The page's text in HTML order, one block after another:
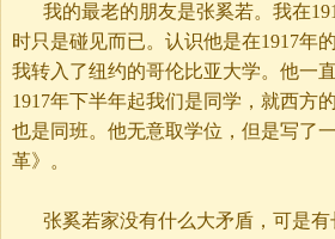
我的最老的朋友是张奚若。我在
时只是碰见而已。认识他是在1917年
我转入了纽约的哥伦比亚大学。他一
1917年下半年起我们是同学，就西方
也是同班。他无意取学位，但是写了
革》。
张奚若家没有什么大矛盾，可是有